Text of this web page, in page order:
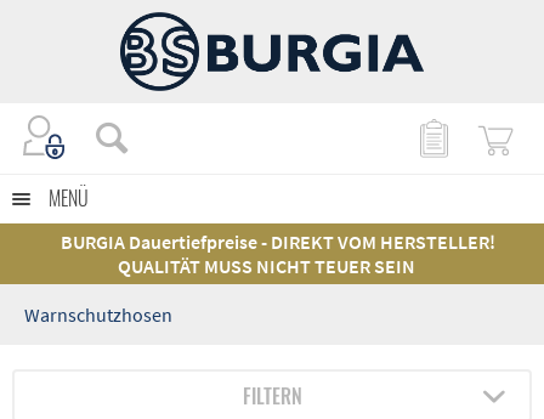
MENÜ
BURGIA Dauertiefpreise - DIREKT VOM HERSTELLER!
QUALITÄT MUSS NICHT TEUER SEIN
Warnschutzhosen
FILTERN